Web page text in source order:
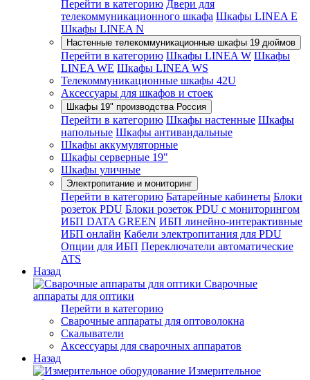
Перейти в категорию Двери для
телекоммуникационного шкафа Шкафы LINEA E
Шкафы LINEA N
Настенные телекоммуникационные шкафы 19 дюймов
Перейти в категорию Шкафы LINEA W Шкафы
LINEA WE Шкафы LINEA WS
Телекоммуникационные шкафы 42U
Аксессуары для шкафов и стоек
Шкафы 19" производства Россия
Перейти в категорию Шкафы настенные Шкафы
напольные Шкафы антивандальные
Шкафы аккумуляторные
Шкафы серверные 19"
Шкафы уличные
Электропитание и мониторинг
Перейти в категорию Батарейные кабинеты Блоки
розеток PDU Блоки розеток PDU с мониторингом
ИБП DATA GREEN ИБП линейно-интерактивные
ИБП онлайн Кабели электропитания для PDU
Опции для ИБП Переключатели автоматические
ATS
Назад
Сварочные
аппараты для оптики
Перейти в категорию
Сварочные аппараты для оптоволокна
Скалыватели
Аксессуары для сварочных аппаратов
Назад
Измерительное